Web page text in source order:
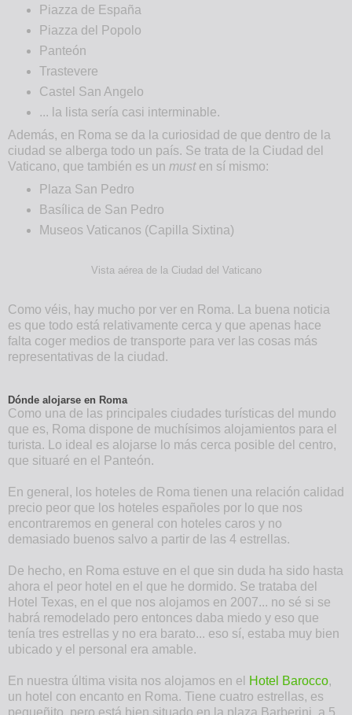
Piazza de España
Piazza del Popolo
Panteón
Trastevere
Castel San Angelo
... la lista sería casi interminable.
Además, en Roma se da la curiosidad de que dentro de la
ciudad se alberga todo un país. Se trata de la Ciudad del
Vaticano, que también es un must en sí mismo:
Plaza San Pedro
Basílica de San Pedro
Museos Vaticanos (Capilla Sixtina)
Vista aérea de la Ciudad del Vaticano
Como véis, hay mucho por ver en Roma. La buena noticia
es que todo está relativamente cerca y que apenas hace
falta coger medios de transporte para ver las cosas más
representativas de la ciudad.
Dónde alojarse en Roma
Como una de las principales ciudades turísticas del mundo
que es, Roma dispone de muchísimos alojamientos para el
turista. Lo ideal es alojarse lo más cerca posible del centro,
que situaré en el Panteón.
En general, los hoteles de Roma tienen una relación calidad
precio peor que los hoteles españoles por lo que nos
encontraremos en general con hoteles caros y no
demasiado buenos salvo a partir de las 4 estrellas.
De hecho, en Roma estuve en el que sin duda ha sido hasta
ahora el peor hotel en el que he dormido. Se trataba del
Hotel Texas, en el que nos alojamos en 2007... no sé si se
habrá remodelado pero entonces daba miedo y eso que
tenía tres estrellas y no era barato... eso sí, estaba muy bien
ubicado y el personal era amable.
En nuestra última visita nos alojamos en el Hotel Barocco,
un hotel con encanto en Roma. Tiene cuatro estrellas, es
pequeñito, pero está bien situado en la plaza Barberini, a 5